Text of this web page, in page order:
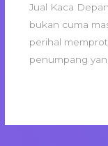
Jual Kaca
bukan cuma
perihal
penumpang